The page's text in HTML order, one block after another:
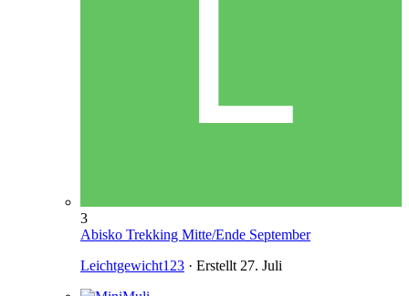
3
Abisko Trekking Mitte/Ende September
Leichtgewicht123 · Erstellt 27. Juli